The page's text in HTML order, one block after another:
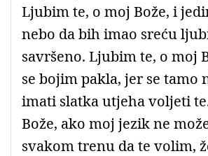
Ljubim te, o moj Bože, i
nebo da bih imao sreću
savršeno. Ljubim te, o moj
se bojim pakla, jer se tamo
imati slatka utjeha voljeti
Bože, ako moj jezik ne
svakom trenu da te volim,